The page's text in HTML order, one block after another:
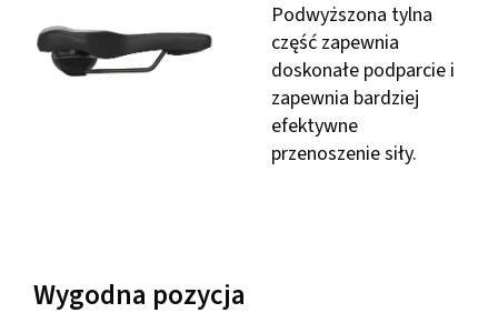
Podwyższona tylna
część zapewnia
doskonałe podparcie i
zapewnia bardziej
efektywne
przenoszenie siły.
Wygodna pozycja